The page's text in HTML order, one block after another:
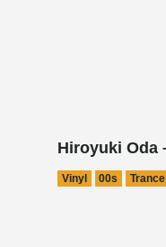
Hiroyuki Oda
Vinyl 00s Trance